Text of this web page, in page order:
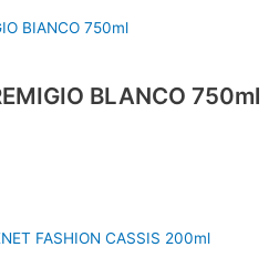
BLANCO 750ml